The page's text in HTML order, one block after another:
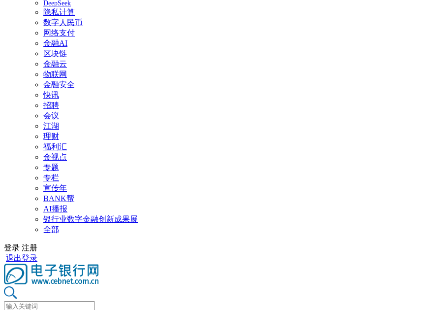
DeepSeek
隐私计算
数字人民币
网络支付
金融AI
区块链
金融云
物联网
金融安全
快讯
招聘
会议
江湖
理财
福利汇
金视点
专题
专栏
宣传年
BANK帮
AI播报
银行业数字金融创新成果展
全部
登录 注册
退出登录